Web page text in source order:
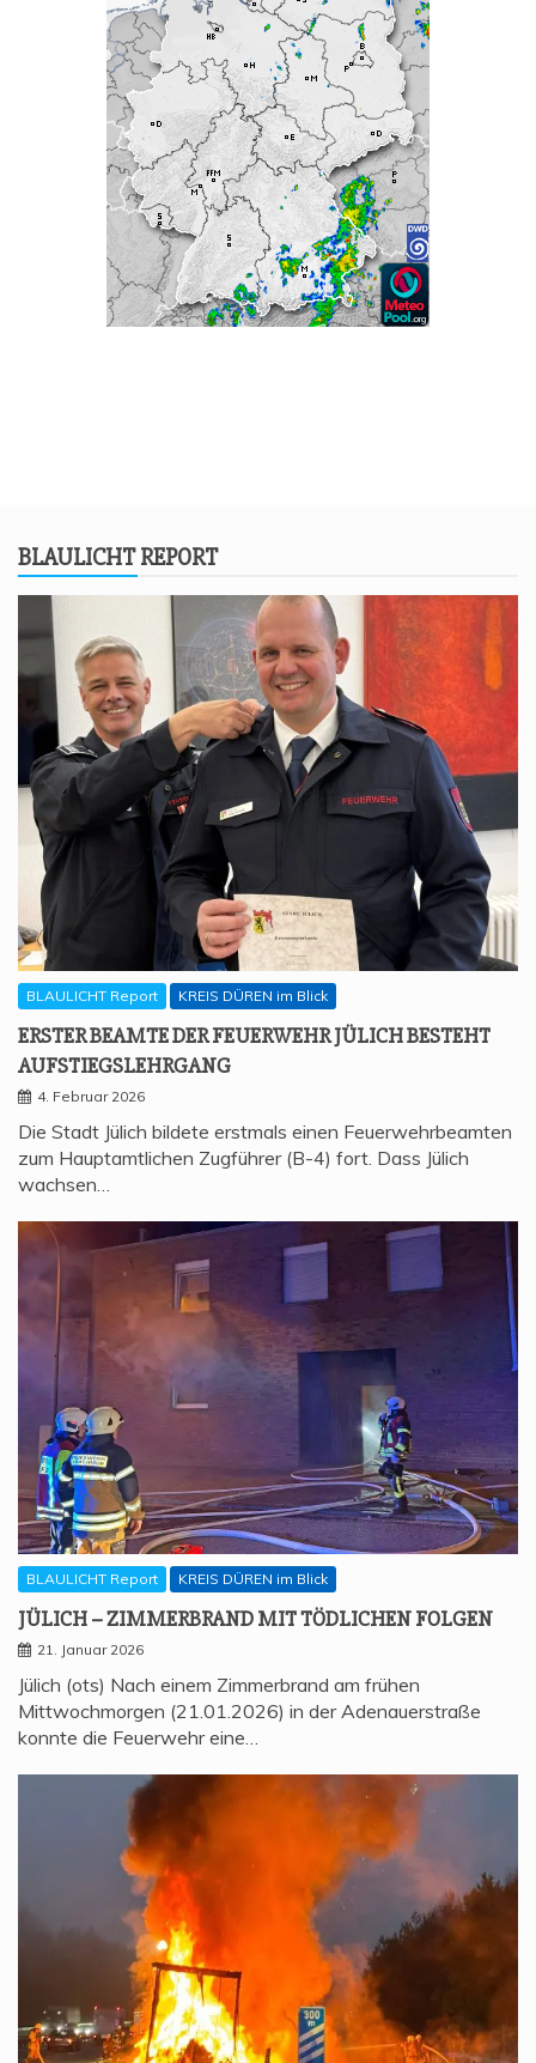
BLAU­LICHT REPORT
BLAULICHT Report KREIS DÜREN im Blick
ERS­TER BEAM­TE DER FEU­ER­WEHR JÜLICH BESTEHT
AUFSTIEGSLEHRGANG
4. Februar 2026
Die Stadt Jülich bildete erstmals einen Feuerwehrbeamten
zum Hauptamtlichen Zugführer (B-4) fort. Dass Jülich
wachsen…
BLAULICHT Report KREIS DÜREN im Blick
JÜLICH – ZIM­MER­BRAND MIT TÖD­LI­CHEN FOLGEN
21. Januar 2026
Jülich (ots) Nach einem Zimmerbrand am frühen
Mittwochmorgen (21.01.2026) in der Adenauerstraße
konnte die Feuerwehr eine…